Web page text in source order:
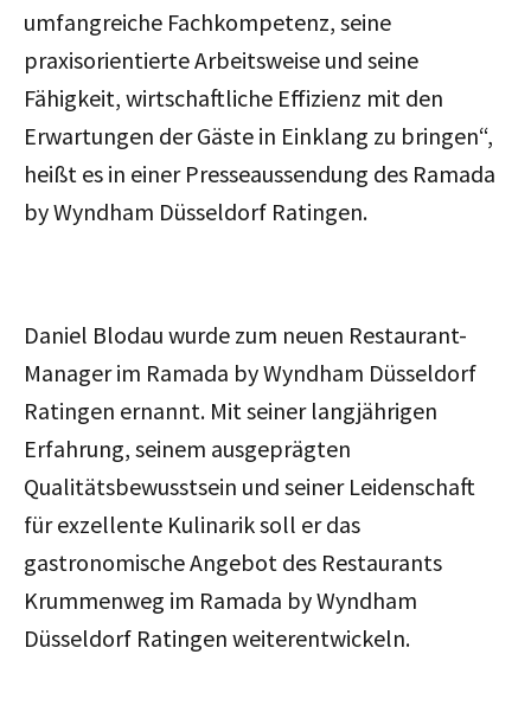
umfangreiche Fachkompetenz, seine
praxisorientierte Arbeitsweise und seine
Fähigkeit, wirtschaftliche Effizienz mit den
Erwartungen der Gäste in Einklang zu bringen“,
heißt es in einer Presseaussendung des Ramada
by Wyndham Düsseldorf Ratingen.
Daniel Blodau wurde zum neuen Restaurant-
Manager im Ramada by Wyndham Düsseldorf
Ratingen ernannt. Mit seiner langjährigen
Erfahrung, seinem ausgeprägten
Qualitätsbewusstsein und seiner Leidenschaft
für exzellente Kulinarik soll er das
gastronomische Angebot des Restaurants
Krummenweg im Ramada by Wyndham
Düsseldorf Ratingen weiterentwickeln.